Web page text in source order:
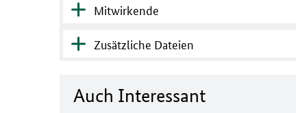
Mitwirkende
Zusätzliche Dateien
Auch Interessant